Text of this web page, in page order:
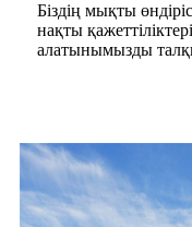
Біздің мықты
нақты
алатынымызды